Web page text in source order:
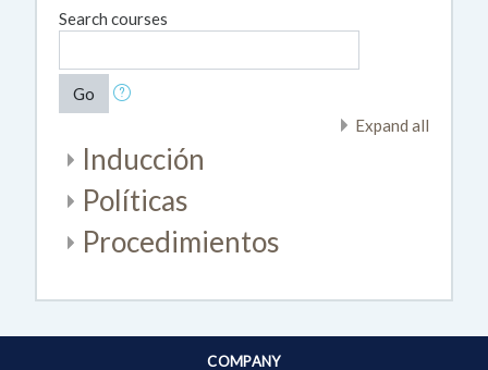
Search courses
Go
Expand all
Inducción
Políticas
Procedimientos
COMPANY